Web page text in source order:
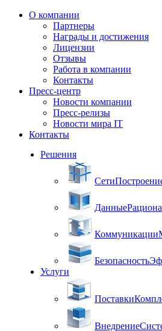
О компании
Партнеры
Награды и достижения
Лицензии
Отзывы
Работа в компании
Контакты
Пресс-центр
Новости компании
Пресс-релизы
Новости мира IT
Контакты
Решения
Сети
Данные
Коммуникации
Безопасность
Услуги
Поставки
Внедрение